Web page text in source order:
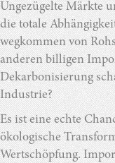
Ungezügelte Märkte
die totale
wegkommen von
anderen billigen
Dekarbonisierung
Industrie?
Es ist eine echte
ökologische
Wertschöpfung.